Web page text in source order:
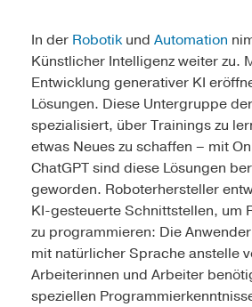
In der Robotikund Automation
Künstlicher Intelligenz weiter zu.
Entwicklung generativer KI
Lösungen. Diese Untergruppe
spezialisiert, über Trainings zu
etwas Neues zu schaffen – mit
ChatGPT sind diese Lösungen
geworden. Roboterhersteller
KI-gesteuerte Schnittstellen, um
zu programmieren: Die
mit natürlicher Sprache anstelle
Arbeiterinnen und Arbeiter
speziellen